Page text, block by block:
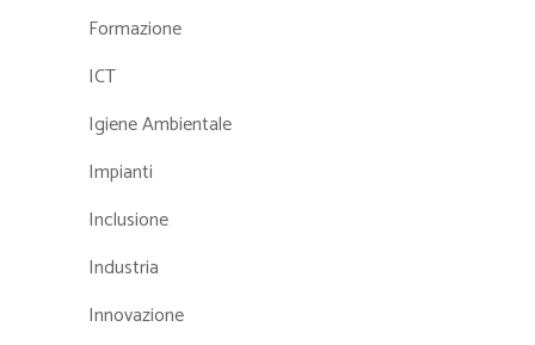
Formazione
ICT
Igiene Ambientale
Impianti
Inclusione
Industria
Innovazione